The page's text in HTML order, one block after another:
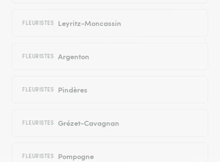
FLEURISTES Leyritz-Moncassin
FLEURISTES Argenton
FLEURISTES Pindères
FLEURISTES Grézet-Cavagnan
FLEURISTES Pompogne